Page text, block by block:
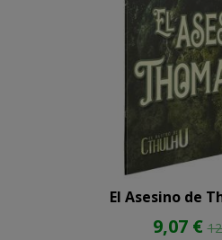
El Asesino de
9,07 €